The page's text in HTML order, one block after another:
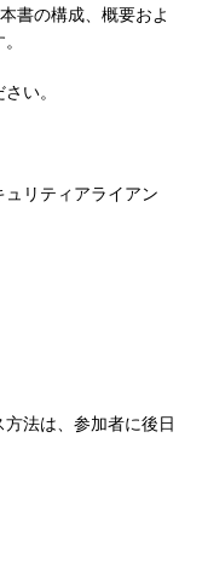
書の構成、概要およ
い。
リティアライアン
法は、参加者に後日